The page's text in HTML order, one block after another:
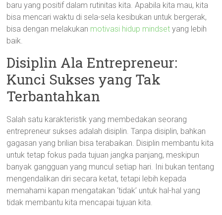
baru yang positif dalam rutinitas kita. Apabila kita mau, kita
bisa mencari waktu di sela-sela kesibukan untuk bergerak,
bisa dengan melakukan motivasi hidup mindset yang lebih
baik.
Disiplin Ala Entrepreneur:
Kunci Sukses yang Tak
Terbantahkan
Salah satu karakteristik yang membedakan seorang
entrepreneur sukses adalah disiplin. Tanpa disiplin, bahkan
gagasan yang brilian bisa terabaikan. Disiplin membantu kita
untuk tetap fokus pada tujuan jangka panjang, meskipun
banyak gangguan yang muncul setiap hari. Ini bukan tentang
mengendalikan diri secara ketat, tetapi lebih kepada
memahami kapan mengatakan ‘tidak’ untuk hal-hal yang
tidak membantu kita mencapai tujuan kita.